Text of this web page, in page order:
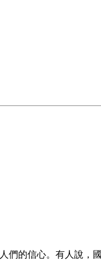
們的信心。有人說，